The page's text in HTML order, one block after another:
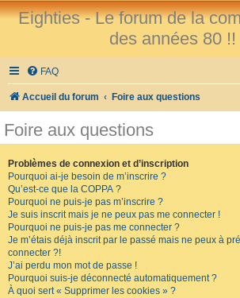
Eighties - Le forum de la
des années 80 !!
FAQ
Accueil du forum Foire aux questions
Foire aux questions
Problèmes de connexion et d’inscription
Pourquoi ai-je besoin de m’inscrire ?
Qu’est-ce que la COPPA ?
Pourquoi ne puis-je pas m’inscrire ?
Je suis inscrit mais je ne peux pas me connecter !
Pourquoi ne puis-je pas me connecter ?
Je m’étais déjà inscrit par le passé mais ne peux à
connecter ?!
J’ai perdu mon mot de passe !
Pourquoi suis-je déconnecté automatiquement ?
À quoi sert « Supprimer les cookies » ?